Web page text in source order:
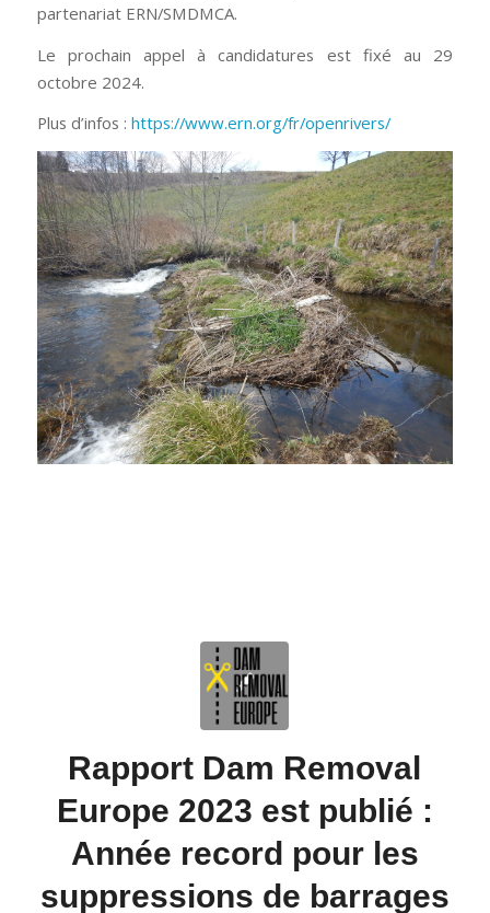
partenariat ERN/SMDMCA.
Le prochain appel à candidatures est fixé au 29
octobre 2024.
Plus d’infos : https://www.ern.org/fr/openrivers/
Rapport Dam Removal
Europe 2023 est publié :
Année record pour les
suppressions de barrages